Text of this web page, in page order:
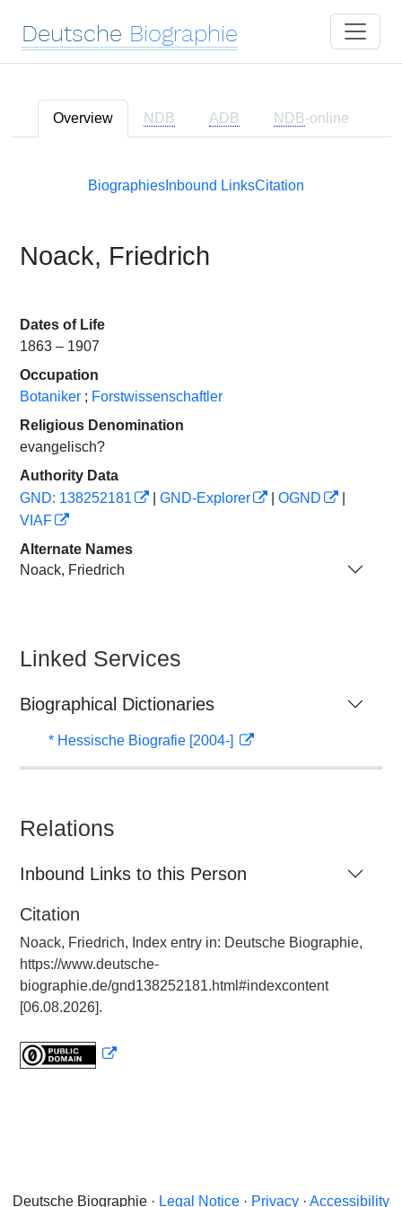
Deutsche Biographie
Overview NDB ADB NDB-online
BiographiesInbound LinksCitation
Noack, Friedrich
Dates of Life
1863 – 1907
Occupation
Botaniker ; Forstwissenschaftler
Religious Denomination
evangelisch?
Authority Data
GND: 138252181
GND-Explorer OGND
VIAF
Alternate Names
Noack, Friedrich
Linked Services
Biographical Dictionaries
* Hessische Biografie [2004-]
Relations
Inbound Links to this Person
Citation
Noack, Friedrich, Index entry in: Deutsche Biographie,
https://www.deutsche-
biographie.de/gnd138252181.html#indexcontent
[06.08.2026].
Deutsche Biographie · Legal Notice · Privacy · Accessibility